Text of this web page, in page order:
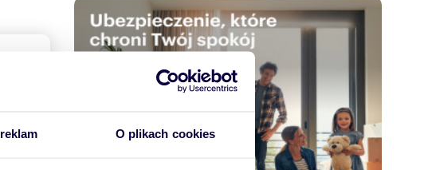
O plikach cookies